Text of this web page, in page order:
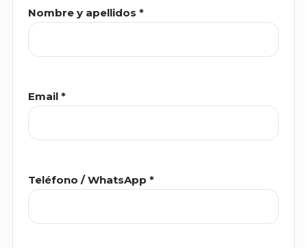
Nombre y apellidos *
Email *
Teléfono / WhatsApp *